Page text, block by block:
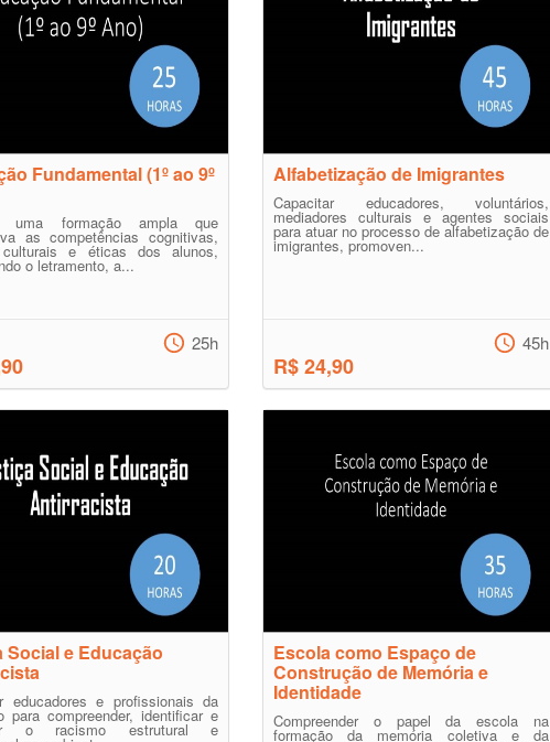
Fundamental (1º ao 9º
uma formação ampla que
as competências cognitivas,
e éticas dos alunos,
o letramento, a...
25h
Alfabetização de Imigrantes
Capacitar educadores, voluntários,
mediadores culturais e agentes sociais
para atuar no processo de alfabetização de
imigrantes, promoven...
R$ 24,90
45h
Social e Educação
educadores e profissionais da
para compreender, identificar e
o racismo estrutural e
Escola como Espaço de
Construção de Memória e
Identidade
Compreender o papel da escola na
formação da memória coletiva e da